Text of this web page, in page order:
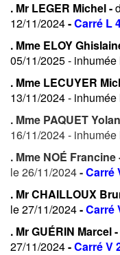
. Mr LEGER Michel -
12/11/2024-Carré L
. Mme ELOY
05/11/2025 -
. Mme LECUYER
13/11/2024 -
. Mme PAQUET
16/11/2024 -
. Mme NOÉ Francine
le 26/11/2024-Carré
. Mr CHAILLOUX
le 27/11/2024-Carré
. Mr GUÉRIN Marcel -
27/11/2024-Carré V